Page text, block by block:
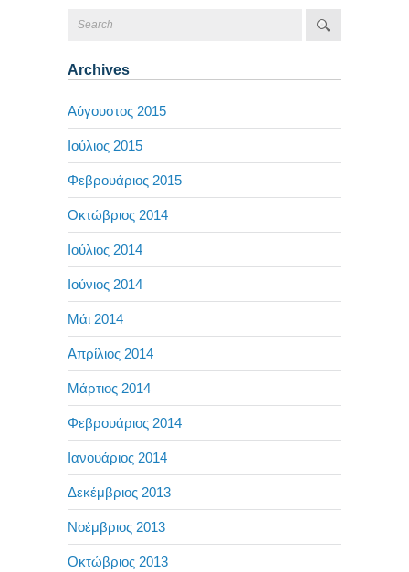
Archives
Αύγουστος 2015
Ιούλιος 2015
Φεβρουάριος 2015
Οκτώβριος 2014
Ιούλιος 2014
Ιούνιος 2014
Μάι 2014
Απρίλιος 2014
Μάρτιος 2014
Φεβρουάριος 2014
Ιανουάριος 2014
Δεκέμβριος 2013
Νοέμβριος 2013
Οκτώβριος 2013